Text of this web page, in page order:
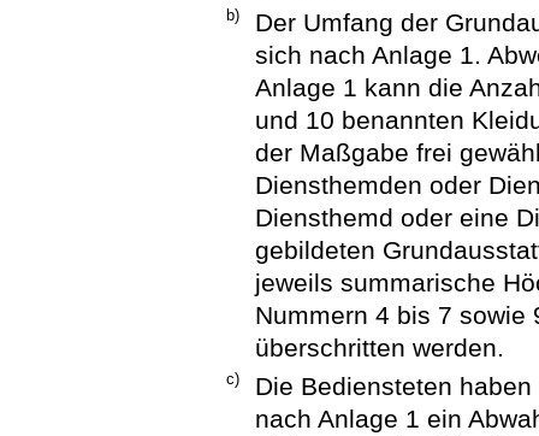
b)
Der Umfang der
sich nach Anlage 1.
Anlage 1 kann die
und 10 benannten
der Maßgabe frei
Diensthemden oder
Diensthemd oder eine
gebildeten
jeweils summarische
Nummern 4 bis 7 sowie
überschritten werden.
c)
Die Bediensteten
nach Anlage 1 ein